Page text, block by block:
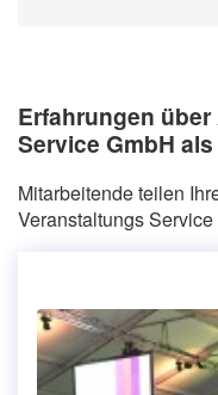
Erfahrungen
Service GmbH
Mitarbeitende teilen
Veranstaltungs Service